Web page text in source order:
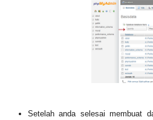
Setelah anda selesai membuat